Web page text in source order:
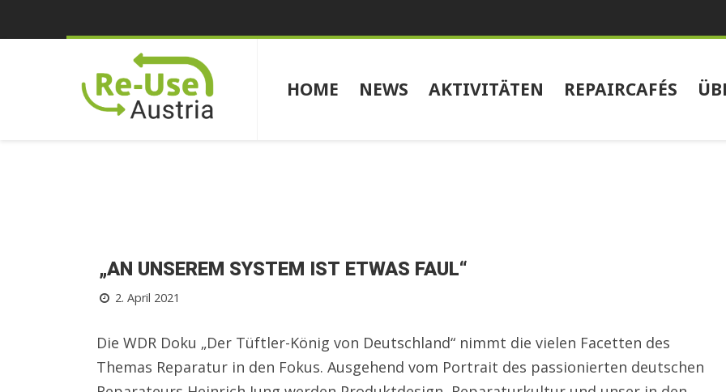
HOME NEWS AKTIVITÄTEN REPAIRCAFÉS
„AN UNSEREM SYSTEM IST ETWAS FAUL“
2. April 2021
Die WDR Doku „Der Tüftler-König von Deutschland“ nimmt die vielen Facetten des
Themas Reparatur in den Fokus. Ausgehend vom Portrait des passionierten deutschen